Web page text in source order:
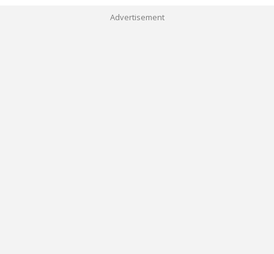
Advertisement